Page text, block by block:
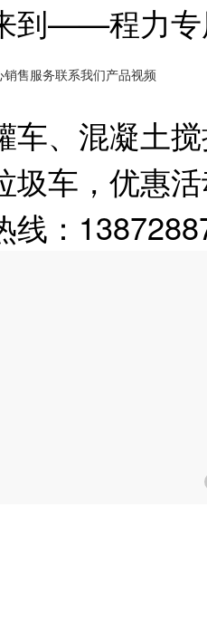
到——程力
销售服务联系我们产品视频
车、混凝土
圾车，优惠
线：